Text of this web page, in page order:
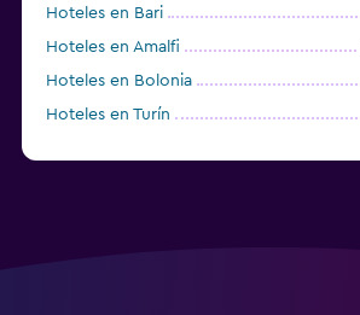
Hoteles en Bari
Hoteles en Amalfi
Hoteles en Bolonia
Hoteles en Turín